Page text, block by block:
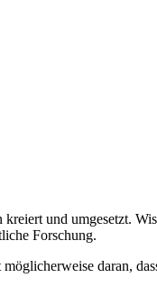
und umgesetzt.
Forschung.
daran,